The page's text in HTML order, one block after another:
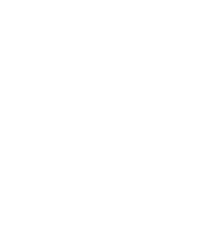
dès
via Mondial